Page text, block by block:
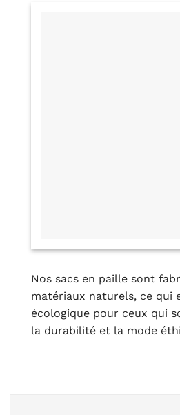
Nos sacs en paille sont
matériaux naturels, ce qui
écologique pour ceux qui
la durabilité et la mode